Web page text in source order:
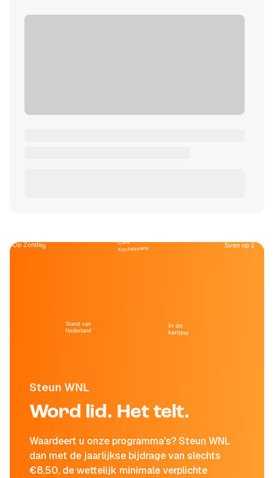
Steun WNL
Word lid. Het telt.
Waardeert u onze programma's? Steun WNL
dan met de jaarlijkse bijdrage van slechts
€8,50, de wettelijk minimale verplichte
Op Zondag
Stand van
Nederland
Café
Kockelmann
In de
kantine
Sven op 1